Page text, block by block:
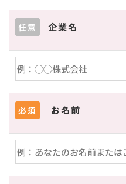
任意 企業名
必須 お名前